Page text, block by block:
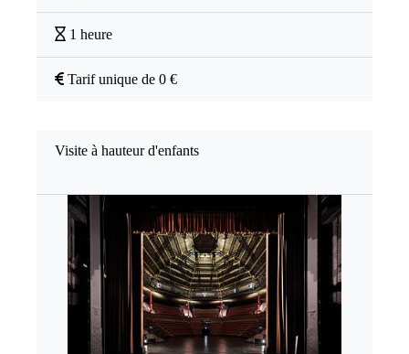
1 heure
Tarif unique de 0 €
Visite à hauteur d'enfants